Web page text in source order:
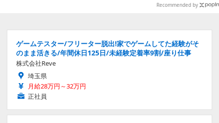
Recommended by
ゲームテスター/フリーター脱出!家でゲームしてた経験がそ
のまま活きる/年間休日125日/未経験定着率9割/座り仕事
株式会社Reve
埼玉県
月給28万円～32万円
正社員